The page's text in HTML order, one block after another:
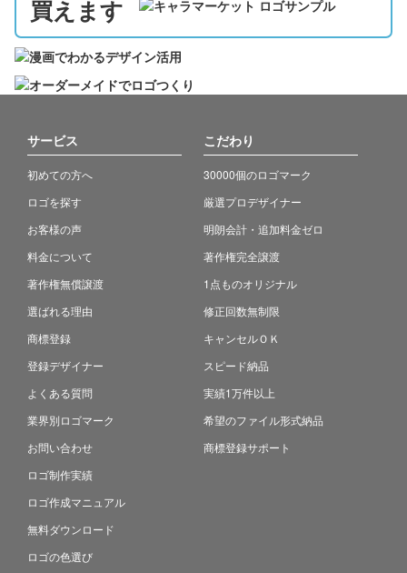
買えます
サービス
初めての方へ
ロゴを探す
お客様の声
料金について
著作権無償譲渡
選ばれる理由
商標登録
登録デザイナー
よくある質問
業界別ロゴマーク
お問い合わせ
ロゴ制作実績
ロゴ作成マニュアル
無料ダウンロード
ロゴの色選び
こだわり
30000個のロゴマーク
厳選プロデザイナー
明朗会計・追加料金ゼロ
著作権完全譲渡
1点ものオリジナル
修正回数無制限
キャンセルＯＫ
スピード納品
実績1万件以上
希望のファイル形式納品
商標登録サポート